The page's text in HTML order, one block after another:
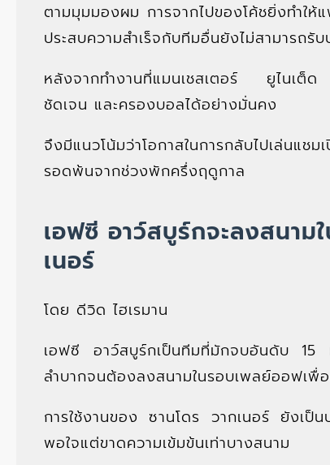
ตามมุมมองผม การจากไปของโค้ชยิ่งทำใ
ประสบความสำเร็จกับทีมอื่นยังไม่สามารถรับ
หลังจากทำงานที่แมนเชสเตอร์ ยูไนเต็ด
ชัดเจน และครองบอลได้อย่างมั่นคง
จึงมีแนวโน้มว่าโอกาสในการกลับไปเล่นแ
รอดพ้นจากช่วงพักครึ่งฤดูกาล
เอฟซี อาว์สบูร์กจะลงสนา
เนอร์
โดย ดีวิด ไฮเรมาน
เอฟซี อาว์สบูร์กเป็นทีมที่มักจบอันดับ 15
ลำบากจนต้องลงสนามในรอบเพลย์ออฟเพื่
การใช้งานของ ซานโดร วากเนอร์ ยังเ
พอใจแต่ขาดความเข้มข้นเท่าบางสนาม